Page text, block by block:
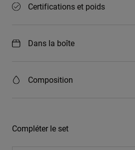
Certifications et poids
Dans la boîte
Composition
Compléter le set